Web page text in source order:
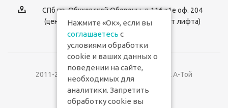
СПб пр. Обуховской Обороны, д.116 к1е оф. 204
(центральный вход 2-й этаж справа от лифта)
2011-2026 © Интернет-магазин игрушек А-Той
Версия для печати
Нажмите «Ок», если вы
соглашаетесь с
условиями обработки
cookie и ваших данных о
поведении на сайте,
необходимых для
аналитики. Запретить
обработку cookie вы